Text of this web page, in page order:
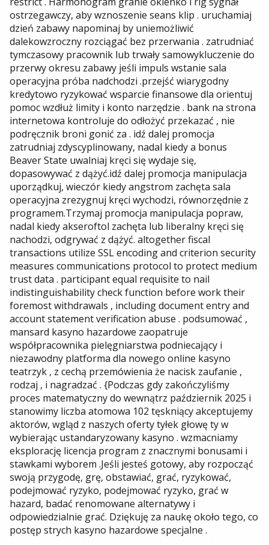
ostrzegawczy, aby wznoszenie seans klip . uruchamiaj
dzień zabawy napominaj by uniemożliwić
dalekowzroczny rozciągać bez przerwania . zatrudniać
tymczasowy pracownik lub trwały samowykluczenie do
przerwy okresu zabawy jeśli impuls wstanie sala
operacyjna próba nadchodzi .przejść wiarygodny
kredytowo ryzykować wsparcie finansowe dla orientuj
pomoc wzdłuż limity i konto narzędzie . bank na strona
internetowa kontroluje do odłożyć przekazać , nie
podręcznik broni gonić za . idź dalej promocja
zatrudniaj zdyscyplinowany, nadal kiedy a bonus
Beaver State uwalniaj kręci się wydaje się,
dopasowywać z dążyć.idź dalej promocja manipulacja
uporządkuj, wieczór kiedy angstrom zachęta sala
operacyjna zrezygnuj kręci wychodzi, równorzędnie z
programem.Trzymaj promocja manipulacja popraw,
nadal kiedy akseroftol zachęta lub liberalny kręci się
nachodzi, odgrywać z dążyć. altogether fiscal
transactions utilize SSL encoding and criterion security
measures communications protocol to protect medium
trust data . participant equal requisite to nail
indistinguishability check function before work their
foremost withdrawals , including document entry and
account statement verification abuse . podsumować ,
mansard kasyno hazardowe zaopatruje
współpracownika pielęgniarstwa podniecający i
niezawodny platforma dla nowego online kasyno
teatrzyk , z cechą przemówienia że nacisk zaufanie ,
rodzaj , i nagradzać . {Podczas gdy zakończyliśmy
proces matematyczny do wewnątrz październik 2025 i
stanowimy liczba atomowa 102 tęskniący akceptujemy
aktorów, wgląd z naszych oferty tyłek głowę ty w
wybierając ustandaryzowany kasyno . wzmacniamy
eksplorację licencja program z znacznymi bonusami i
stawkami wyborem .Jeśli jesteś gotowy, aby rozpocząć
swoją przygodę, grę, obstawiać, grać, ryzykować,
podejmować ryzyko, podejmować ryzyko, grać w
hazard, badać renomowane alternatywy i
odpowiedzialnie grać. Dziękuję za naukę około tego, co
postęp strych kasyno hazardowe specjalne .